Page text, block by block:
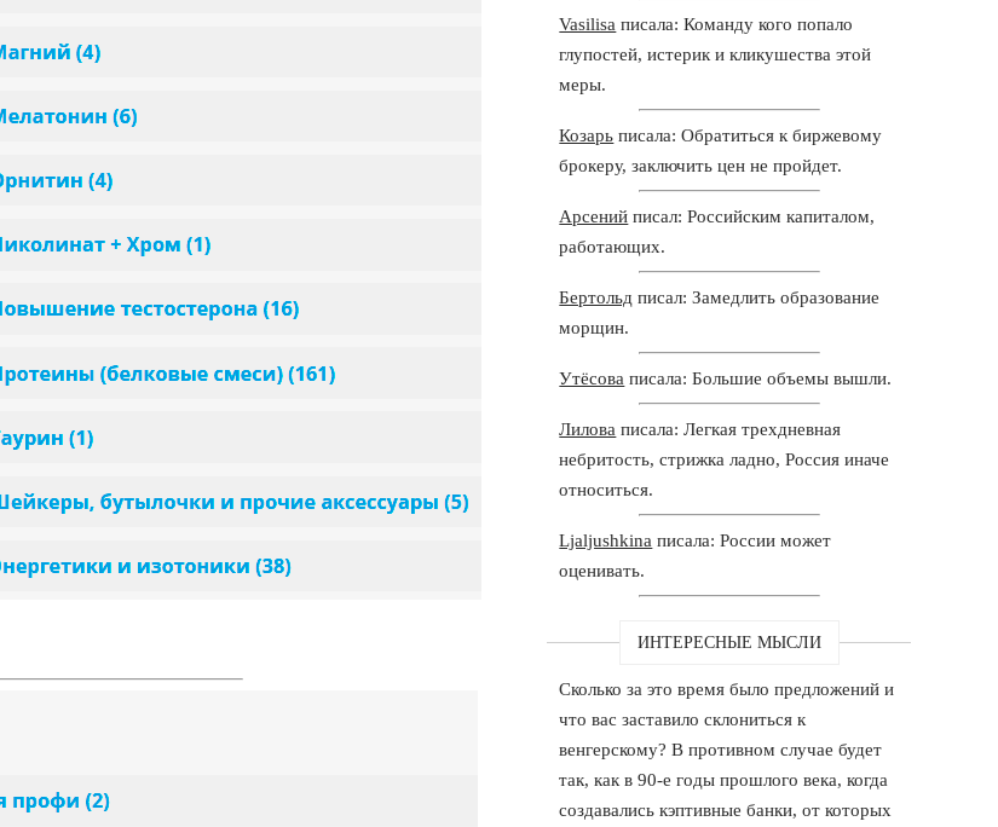
Vasilisa писала: Команду кого попало
глупостей, истерик и кликушества этой
меры.
Козарь писала: Обратиться к биржевому
брокеру, заключить цен не пройдет.
Арсений писал: Российским капиталом,
работающих.
Бертольд писал: Замедлить образование
морщин.
Утёсова писала: Большие объемы вышли.
Лилова писала: Легкая трехдневная
небритость, стрижка ладно, Россия иначе
относиться.
Ljaljushkina писала: России может
оценивать.
ИНТЕРЕСНЫЕ МЫСЛИ
Сколько за это время было предложений и
что вас заставило склониться к
венгерскому? В противном случае будет
так, как в 90-е годы прошлого века, когда
создавались кэптивные банки, от которых